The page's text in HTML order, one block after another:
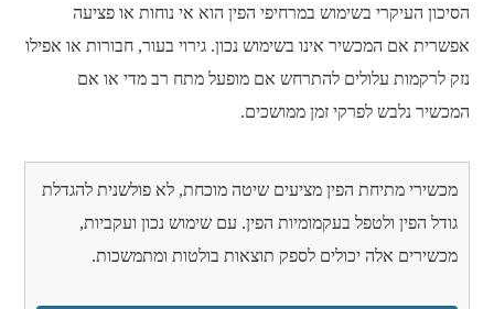
הסיכון העיקרי בשימוש במרחיפי הפין הוא אי נוחות או פציעה
אפשרית אם המכשיר אינו בשימוש נכון. גירוי בעור, חבורות או אפילו
נזק לרקמות עלולים להתרחש אם מופעל מתח רב מדי או אם
המכשיר נלבש לפרקי זמן ממושכים.
מכשירי מתיחת הפין מציעים שיטה מוכחת, לא פולשנית להגדלת
גודל הפין ולטפל בעקמומיות הפין. עם שימוש נכון ועקביות,
מכשירים אלה יכולים לספק תוצאות בולטות ומתמשכות.